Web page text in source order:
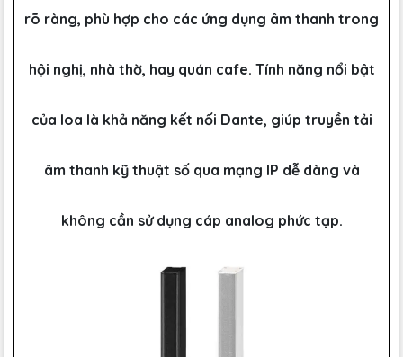
rõ ràng, phù hợp cho các ứng dụng âm thanh trong
hội nghị, nhà thờ, hay quán cafe. Tính năng nổi bật
của loa là khả năng kết nối Dante, giúp truyền tải
âm thanh kỹ thuật số qua mạng IP dễ dàng và
không cần sử dụng cáp analog phức tạp.